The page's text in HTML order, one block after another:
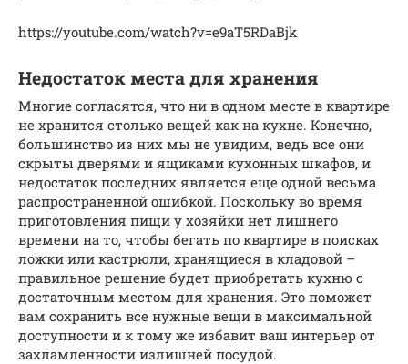
https://youtube.com/watch?v=e9aT5RDaBjk
Недостаток места для хранения
Многие согласятся, что ни в одном месте в квартире
не хранится столько вещей как на кухне. Конечно,
большинство из них мы не увидим, ведь все они
скрыты дверями и ящиками кухонных шкафов, и
недостаток последних является еще одной весьма
распространенной ошибкой. Поскольку во время
приготовления пищи у хозяйки нет лишнего
времени на то, чтобы бегать по квартире в поисках
ложки или кастрюли, хранящиеся в кладовой –
правильное решение будет приобретать кухню с
достаточным местом для хранения. Это поможет
вам сохранить все нужные вещи в максимальной
доступности и к тому же избавит ваш интерьер от
захламленности излишней посудой.